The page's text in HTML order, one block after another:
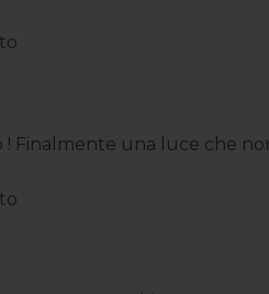
Finalmente una luce che